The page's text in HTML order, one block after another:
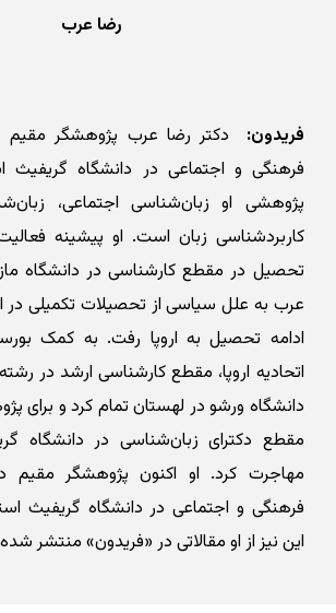
رضا عرب
فریدون: دکتر رضا عرب پژوهشگر مقیم
فرهنگی و اجتماعی در دانشگاه گریفیث
پژوهشی او زبان‌شناسی اجتماعی،
کاربردشناسی زبان است. او پیشینه
تحصیل در مقطع کارشناسی در دانشگاه
عرب به علل سیاسی از تحصیلات تکمیلی در
ادامه تحصیل به اروپا رفت. به کمک
اتحادیه اروپا، مقطع کارشناسی ارشد در
دانشگاه ورشو در لهستان تمام کرد و برای
مقطع دکترای زبان‌شناسی در دانشگاه
مهاجرت کرد. او اکنون پژوهشگر مقیم
فرهنگی و اجتماعی در دانشگاه گریفیث
این نیز از او مقالاتی در «فریدون» منتشر